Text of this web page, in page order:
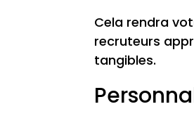
Cela rendra
recruteurs
tangibles.